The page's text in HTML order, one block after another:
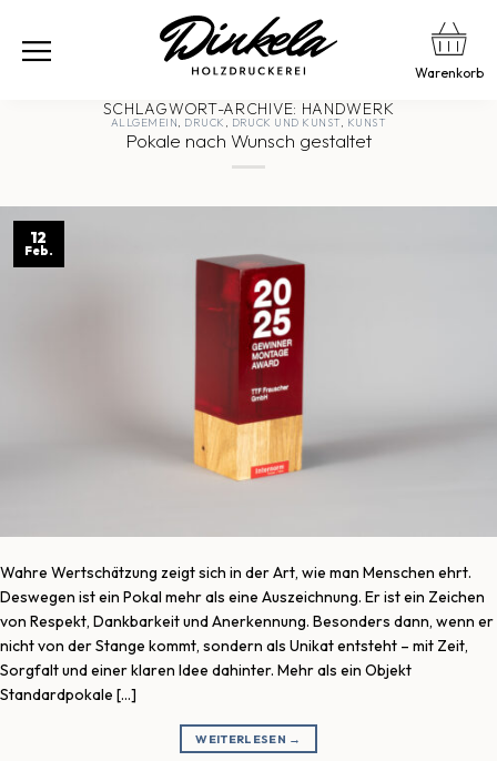
Warenkorb
SCHLAGWORT-ARCHIVE: HANDWERK
ALLGEMEIN, DRUCK , DRUCK UND KUNST, KUNST
Pokale nach Wunsch gestaltet
12
Feb.
Wahre Wertschätzung zeigt sich in der Art, wie man Menschen ehrt.
Deswegen ist ein Pokal mehr als eine Auszeichnung. Er ist ein Zeichen
von Respekt, Dankbarkeit und Anerkennung. Besonders dann, wenn er
nicht von der Stange kommt, sondern als Unikat entsteht – mit Zeit,
Sorgfalt und einer klaren Idee dahinter. Mehr als ein Objekt
Standardpokale […]
WEITERLESEN →